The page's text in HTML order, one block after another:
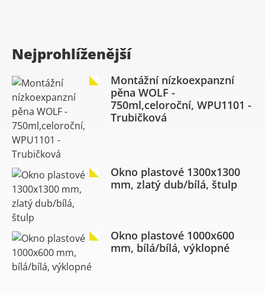
Nejprohlíženější
Montážní nízkoexpanzní
pěna WOLF -
750ml,celoroční, WPU1101 -
Trubičková
Okno plastové 1300x1300
mm, zlatý dub/bílá, štulp
Okno plastové 1000x600
mm, bílá/bílá, výklopné